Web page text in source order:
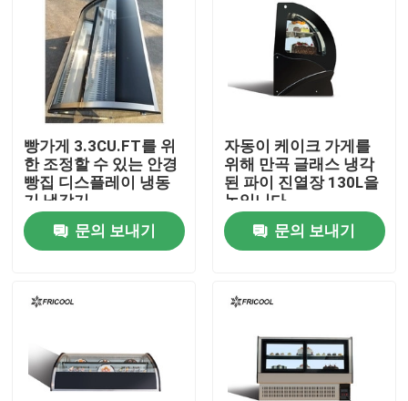
공장 투어
품질 관리
연락처
모든 케이스
유리문 상인들
빵가게 3.3CU.FT를 위
한 조정할 수 있는 안경
빵집 디스플레이 냉동
기 냉각기
문의 보내기
자동이 케이크 가게를
위해 만곡 글래스 냉각
된 파이 진열장 130L을
녹입니다
문의 보내기